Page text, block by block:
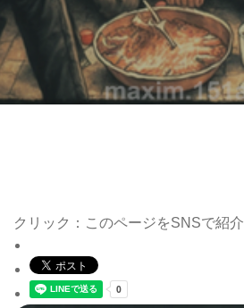
クリック：このページをSNSで紹介